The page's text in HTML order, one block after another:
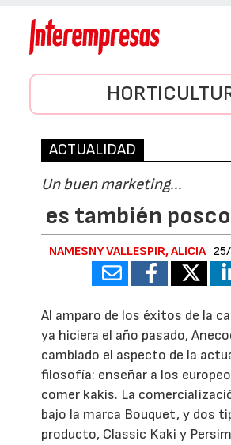
ACTUALIDAD
Un buen marketing...
es también
NAMESNY VALLESPIR, ALICIA
Al amparo de los éxitos de la
ya hiciera el año pasado,
cambiado el aspecto de la
filosofía: enseñar a los
comer kakis. La
bajo la marca Bouquet, y dos
producto, Classic Kaki y